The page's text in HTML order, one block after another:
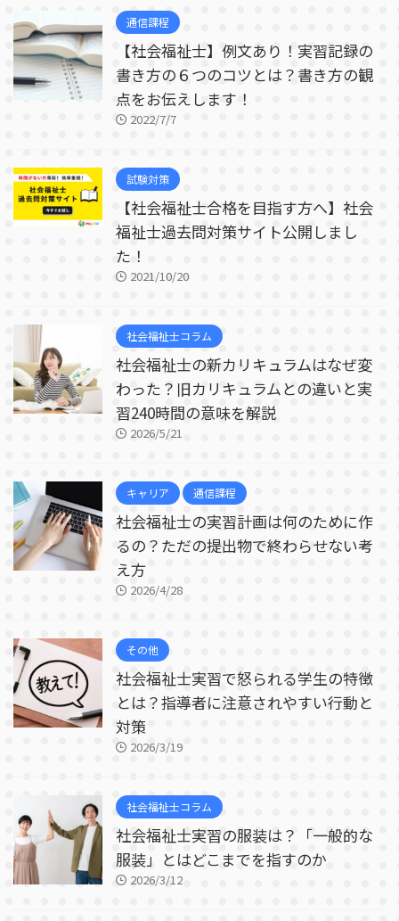
通信課程
【社会福祉士】例文あり！実習記録の
書き方の６つのコツとは？書き方の観
点をお伝えします！
2022/7/7
試験対策
【社会福祉士合格を目指す方へ】社会
福祉士過去問対策サイト公開しまし
た！
2021/10/20
社会福祉士コラム
社会福祉士の新カリキュラムはなぜ変
わった？旧カリキュラムとの違いと実
習240時間の意味を解説
2026/5/21
キャリア 通信課程
社会福祉士の実習計画は何のために作
るの？ただの提出物で終わらせない考
え方
2026/4/28
その他
社会福祉士実習で怒られる学生の特徴
とは？指導者に注意されやすい行動と
対策
2026/3/19
社会福祉士コラム
社会福祉士実習の服装は？「一般的な
服装」とはどこまでを指すのか
2026/3/12